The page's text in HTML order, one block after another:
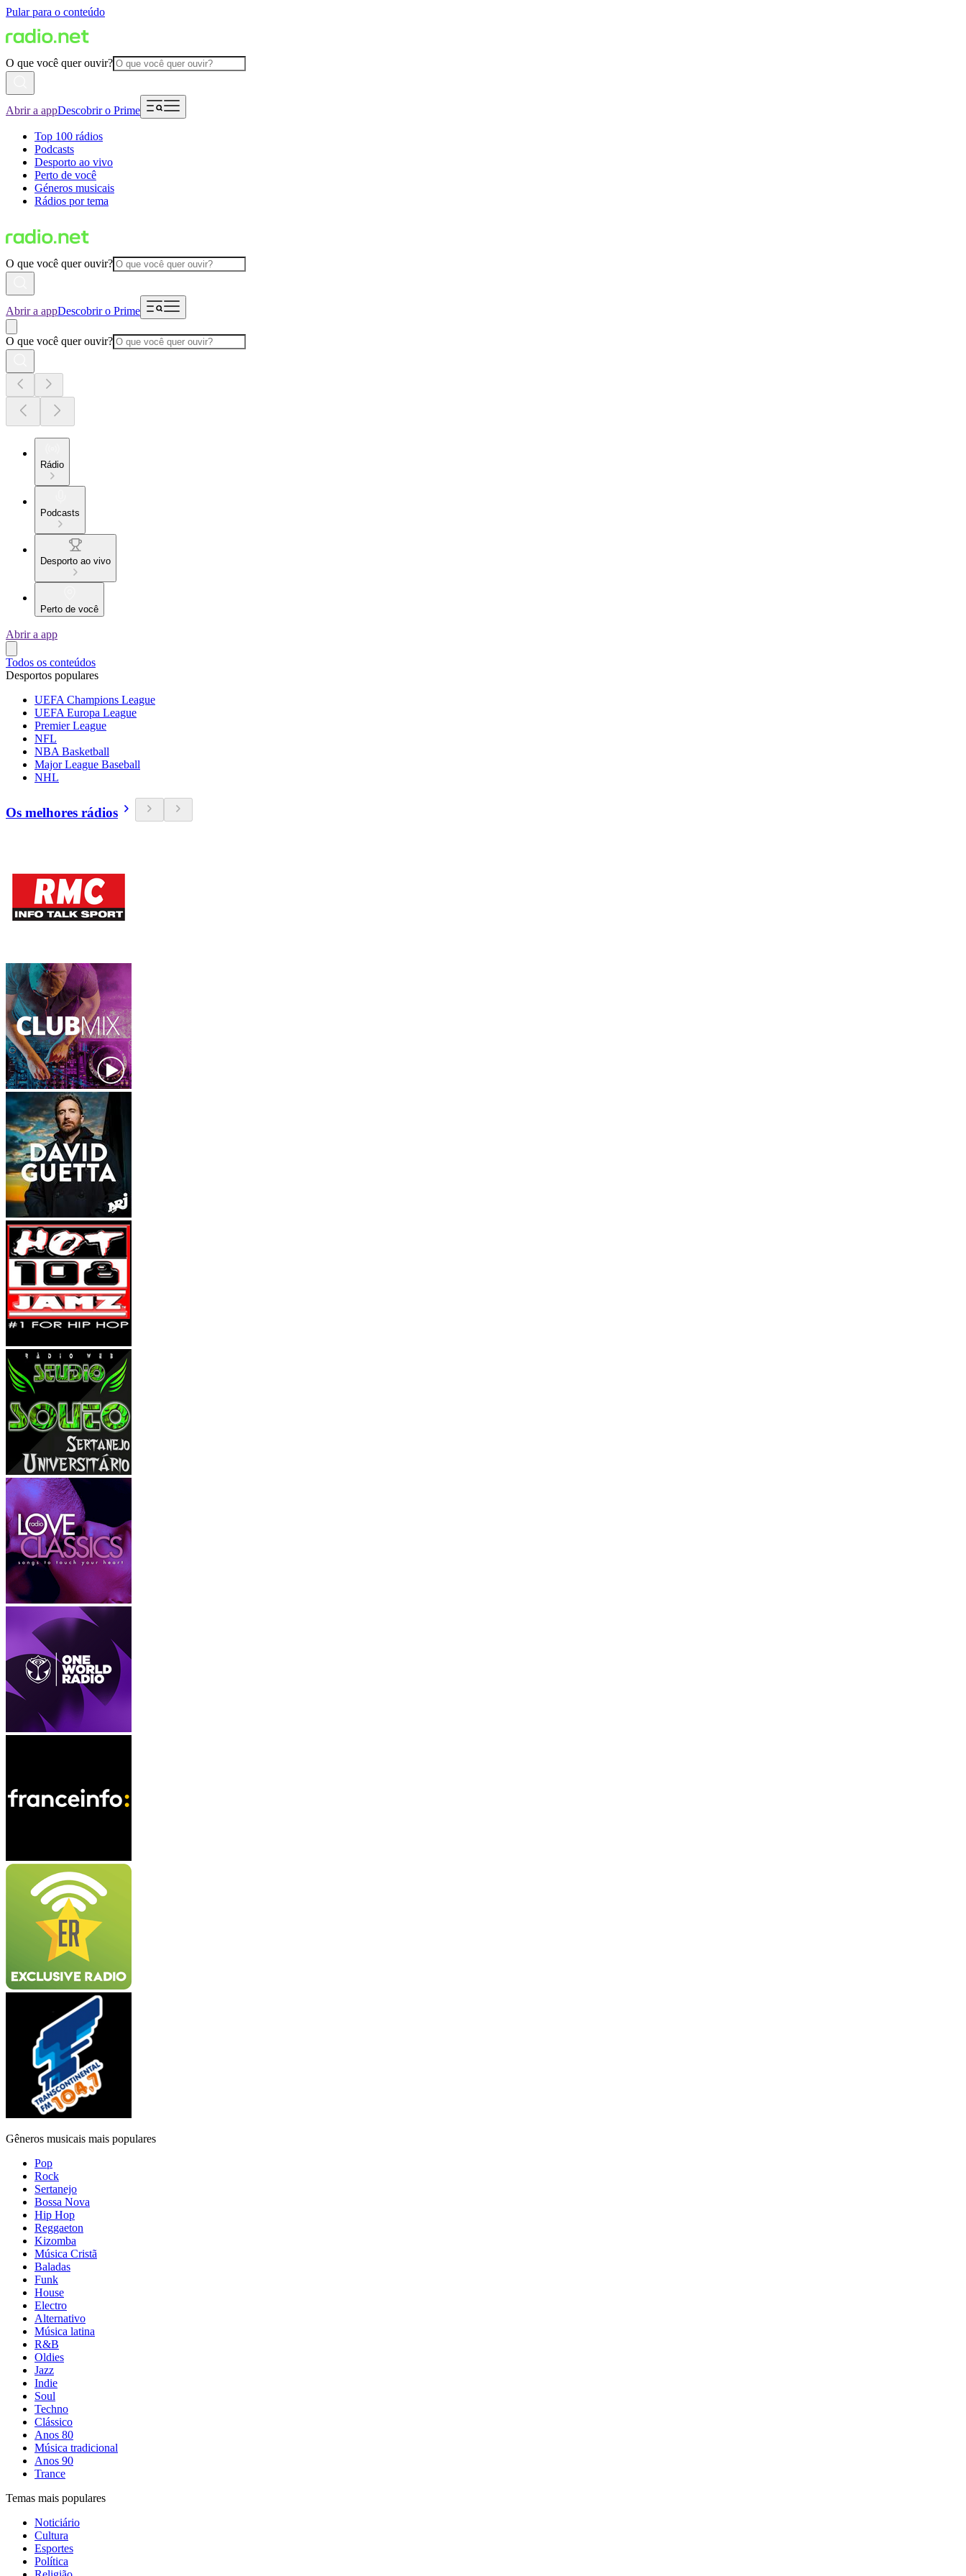
Pular para o conteúdo
O que você quer ouvir?
Abrir a appDescobrir o Prime
Top 100 rádios
Podcasts
Desporto ao vivo
Perto de você
Géneros musicais
Rádios por tema
O que você quer ouvir?
Abrir a appDescobrir o Prime
O que você quer ouvir?
Rádio
Podcasts
Desporto ao vivo
Perto de você
Abrir a app
Todos os conteúdos
Desportos populares
UEFA Champions League
UEFA Europa League
Premier League
NFL
NBA Basketball
Major League Baseball
NHL
Os melhores rádios
Gêneros musicais mais populares
Pop
Rock
Sertanejo
Bossa Nova
Hip Hop
Reggaeton
Kizomba
Música Cristã
Baladas
Funk
House
Electro
Alternativo
Música latina
R&B
Oldies
Jazz
Indie
Soul
Techno
Clássico
Anos 80
Música tradicional
Anos 90
Trance
Temas mais populares
Noticiário
Cultura
Esportes
Política